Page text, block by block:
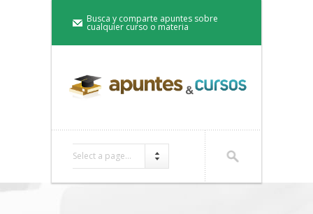
Busca y comparte apuntes sobre
cualquier curso o materia
Select a page...